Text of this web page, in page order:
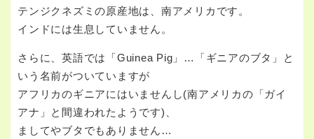
テンジクネズミの原産地は、南アメリカです。
インドには生息していません。
さらに、英語では「Guinea Pig」…「ギニアのブタ」と
いう名前がついていますが
アフリカのギニアにはいませんし(南アメリカの「ガイ
アナ」と間違われたようです)、
ましてやブタでもありません…